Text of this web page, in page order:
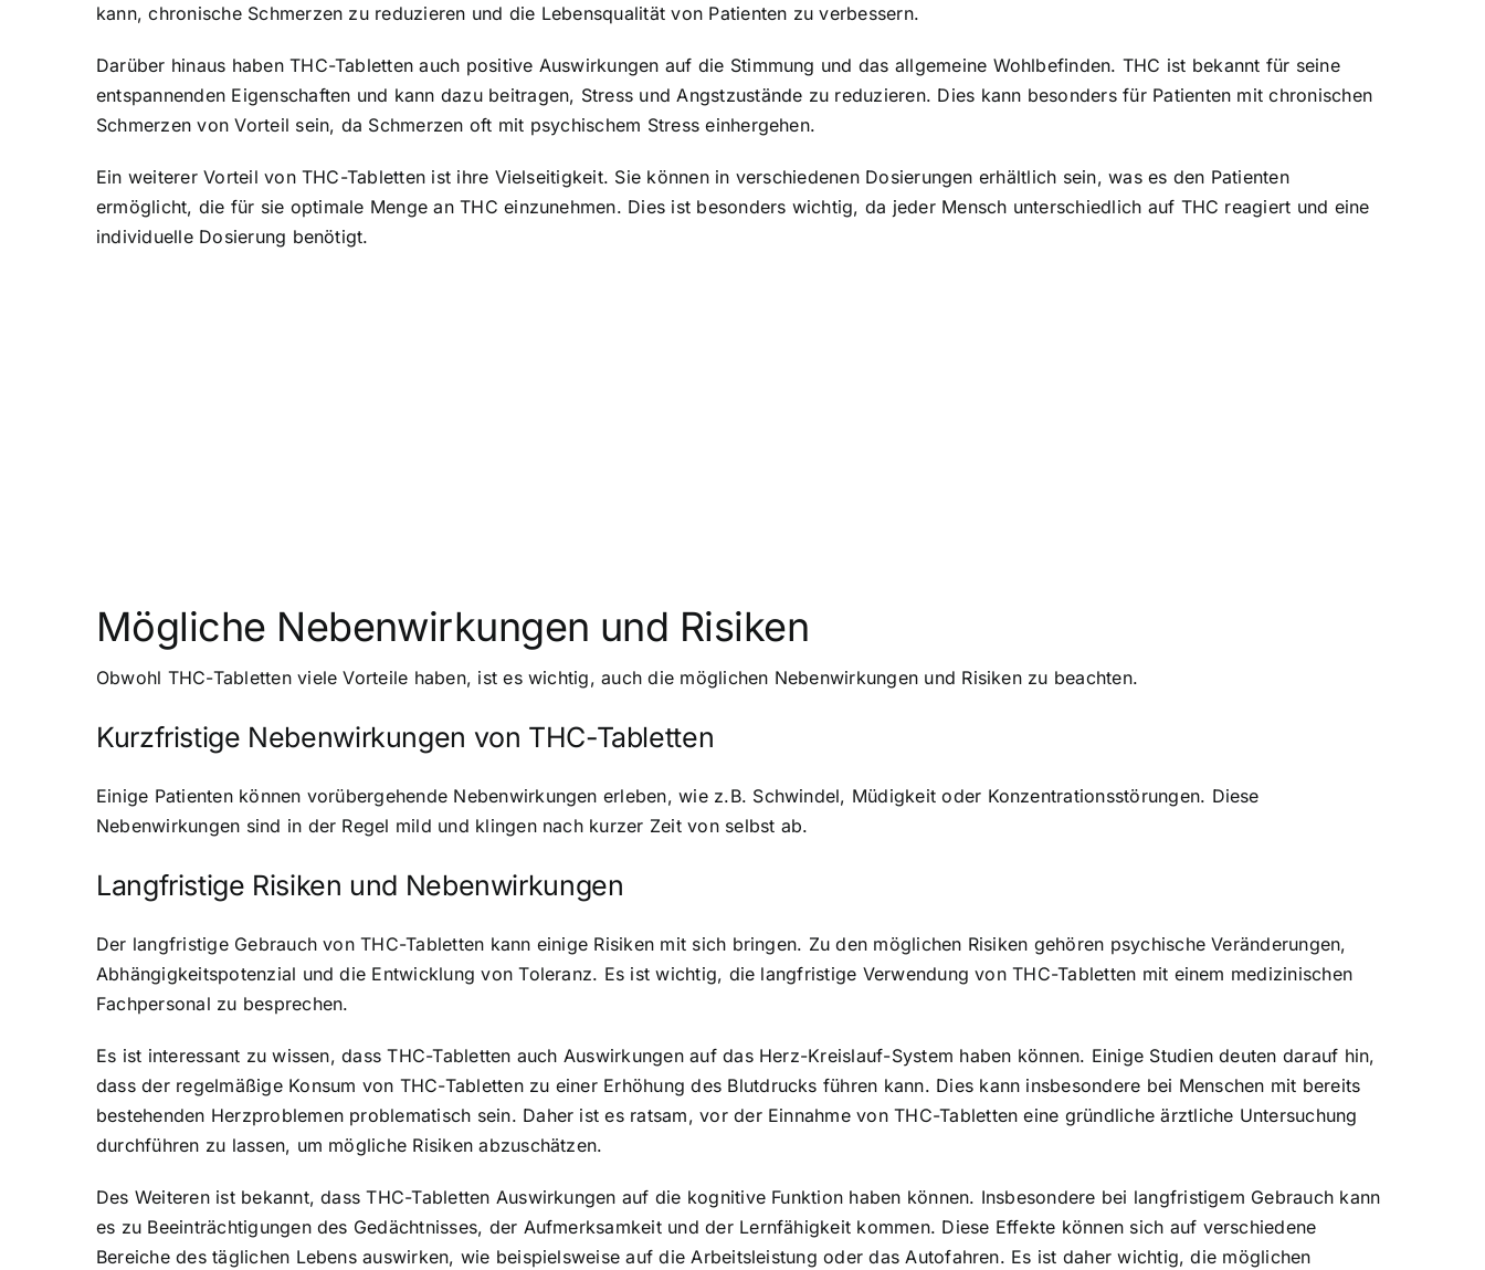
kann, chronische Schmerzen zu reduzieren und die Lebensqualität von Patienten zu verbessern.
Darüber hinaus haben THC-Tabletten auch positive Auswirkungen auf die Stimmung und das allgemeine Wohlbefinden. THC ist bekannt für seine
entspannenden Eigenschaften und kann dazu beitragen, Stress und Angstzustände zu reduzieren. Dies kann besonders für Patienten mit chronischen
Schmerzen von Vorteil sein, da Schmerzen oft mit psychischem Stress einhergehen.
Ein weiterer Vorteil von THC-Tabletten ist ihre Vielseitigkeit. Sie können in verschiedenen Dosierungen erhältlich sein, was es den Patienten
ermöglicht, die für sie optimale Menge an THC einzunehmen. Dies ist besonders wichtig, da jeder Mensch unterschiedlich auf THC reagiert und eine
individuelle Dosierung benötigt.
Mögliche Nebenwirkungen und Risiken
Obwohl THC-Tabletten viele Vorteile haben, ist es wichtig, auch die möglichen Nebenwirkungen und Risiken zu beachten.
Kurzfristige Nebenwirkungen von THC-Tabletten
Einige Patienten können vorübergehende Nebenwirkungen erleben, wie z.B. Schwindel, Müdigkeit oder Konzentrationsstörungen. Diese
Nebenwirkungen sind in der Regel mild und klingen nach kurzer Zeit von selbst ab.
Langfristige Risiken und Nebenwirkungen
Der langfristige Gebrauch von THC-Tabletten kann einige Risiken mit sich bringen. Zu den möglichen Risiken gehören psychische Veränderungen,
Abhängigkeitspotenzial und die Entwicklung von Toleranz. Es ist wichtig, die langfristige Verwendung von THC-Tabletten mit einem medizinischen
Fachpersonal zu besprechen.
Es ist interessant zu wissen, dass THC-Tabletten auch Auswirkungen auf das Herz-Kreislauf-System haben können. Einige Studien deuten darauf hin,
dass der regelmäßige Konsum von THC-Tabletten zu einer Erhöhung des Blutdrucks führen kann. Dies kann insbesondere bei Menschen mit bereits
bestehenden Herzproblemen problematisch sein. Daher ist es ratsam, vor der Einnahme von THC-Tabletten eine gründliche ärztliche Untersuchung
durchführen zu lassen, um mögliche Risiken abzuschätzen.
Des Weiteren ist bekannt, dass THC-Tabletten Auswirkungen auf die kognitive Funktion haben können. Insbesondere bei langfristigem Gebrauch kann
es zu Beeinträchtigungen des Gedächtnisses, der Aufmerksamkeit und der Lernfähigkeit kommen. Diese Effekte können sich auf verschiedene
Bereiche des täglichen Lebens auswirken, wie beispielsweise auf die Arbeitsleistung oder das Autofahren. Es ist daher wichtig, die möglichen